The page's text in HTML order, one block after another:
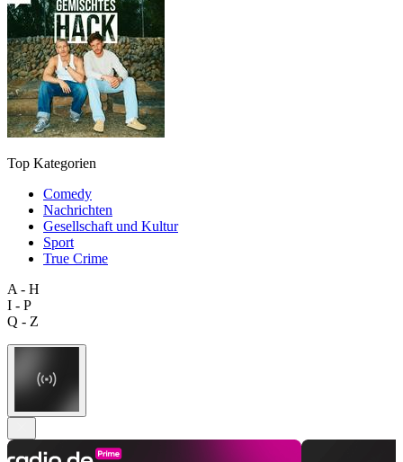
Top Kategorien
Comedy
Nachrichten
Gesellschaft und Kultur
Sport
True Crime
A - H
I - P
Q - Z